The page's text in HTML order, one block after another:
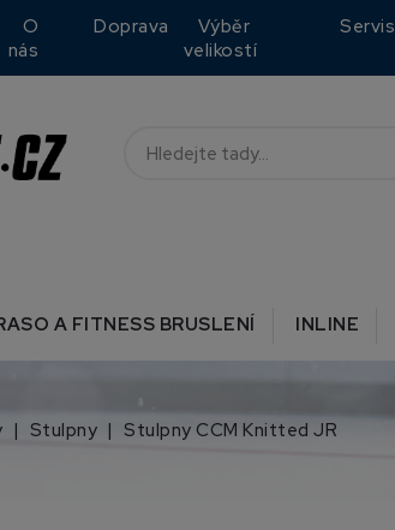
O
nás
Doprava
Výběr
velikostí
Servis
A FITNESS BRUSLENÍ INLINE
Stulpny Stulpny CCM Knitted JR